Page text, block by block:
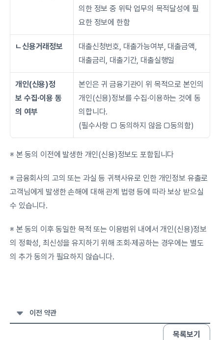
의한 정보 중 위탁 업무의 목적달성에 필
요한 정보에 한함
ㄴ신용거래정보
대출신청번호, 대출가능여부, 대출금액,
대출금리, 대출기간, 대출실행일
개인(신용)정
보 수집∙이용 동
의 여부
본인은 귀 금융기관이 위 목적으로 본인의
개인(신용)정보를 수집·이용하는 것에 동
의합니다.
(필수사항 □ 동의하지 않음 □동의함)
※ 본 동의 이전에 발생한 개인(신용)정보도 포함됩니다
※ 금융회사의 고의 또는 과실 등 귀책사유로 인한 개인정보 유출로
고객님에게 발생한 손해에 대해 관계 법령 등에 따라 보상 받으실
수 있습니다.
※ 본 동의 이후 동일한 목적 또는 이용범위 내에서 개인(신용)정보
의 정확성, 최신성을 유지하기 위해 조회·제공하는 경우에는 별도
의 추가 동의가 필요하지 않습니다.
이전 약관
목록보기